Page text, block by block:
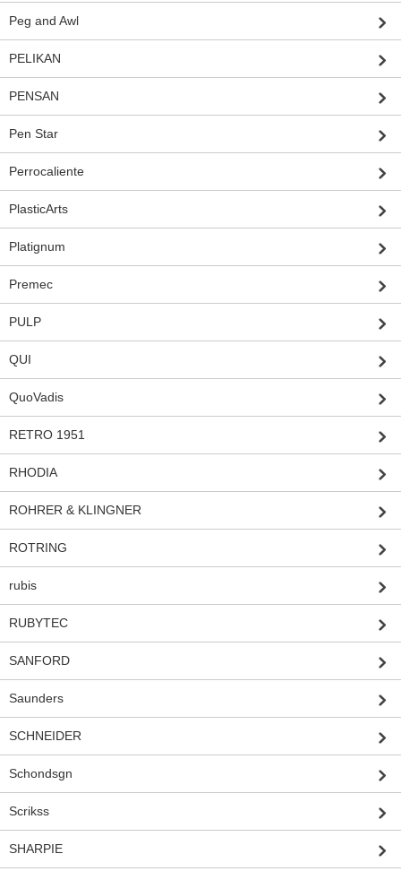
Peg and Awl
PELIKAN
PENSAN
Pen Star
Perrocaliente
PlasticArts
Platignum
Premec
PULP
QUI
QuoVadis
RETRO 1951
RHODIA
ROHRER & KLINGNER
ROTRING
rubis
RUBYTEC
SANFORD
Saunders
SCHNEIDER
Schondsgn
Scrikss
SHARPIE